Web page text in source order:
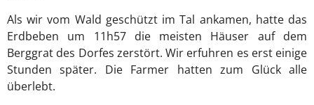
Als wir vom Wald geschützt im Tal ankamen, hatte das
Erdbeben um 11h57 die meisten Häuser auf dem
Berggrat des Dorfes zerstört. Wir erfuhren es erst einige
Stunden später. Die Farmer hatten zum Glück alle
überlebt.